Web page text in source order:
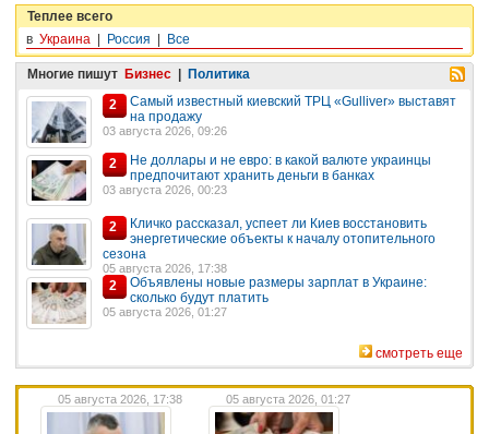
Теплее всего
в Украина Россия Все
Многие пишут Бизнес
Политика
2
Самый известный киевский ТРЦ «Gulliver» выставят
на продажу
03 августа 2026, 09:26
2
Не доллары и не евро: в какой валюте украинцы
предпочитают хранить деньги в банках
03 августа 2026, 00:23
2
Кличко рассказал, успеет ли Киев восстановить
энергетические объекты к началу отопительного
сезона
05 августа 2026, 17:38
2
Объявлены новые размеры зарплат в Украине:
сколько будут платить
05 августа 2026, 01:27
смотреть еще
05 августа 2026, 17:38 05 августа 2026, 01:27